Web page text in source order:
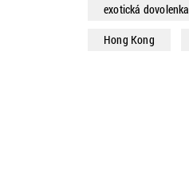
exotická dovolenka
Hong Kong